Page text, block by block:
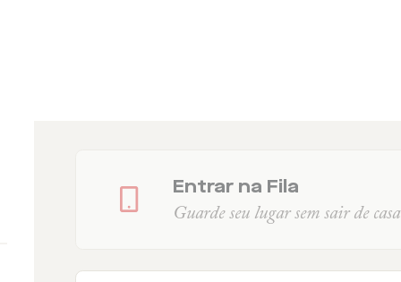
Entrar na Fila
Guarde seu lugar sem sair de casa